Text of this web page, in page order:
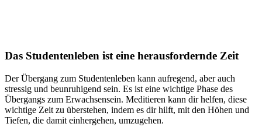
Das Studentenleben ist eine herausfordernde Zeit
Der Übergang zum Studentenleben kann aufregend, aber auch
stressig und beunruhigend sein. Es ist eine wichtige Phase des
Übergangs zum Erwachsensein. Meditieren kann dir helfen, diese
wichtige Zeit zu überstehen, indem es dir hilft, mit den Höhen und
Tiefen, die damit einhergehen, umzugehen.